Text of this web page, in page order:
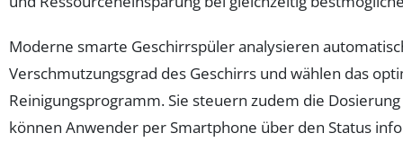
Moderne smarte Geschirrspüler analysieren
Verschmutzungsgrad des Geschirrs und wählen das
Reinigungsprogramm. Sie steuern zudem die
können Anwender per Smartphone über den Status